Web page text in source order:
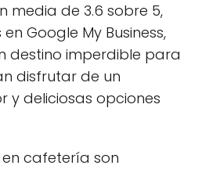
media de 3.6 sobre 5,
Google My Business,
destino imperdible para
disfrutar de un
y deliciosas opciones
cafetería son